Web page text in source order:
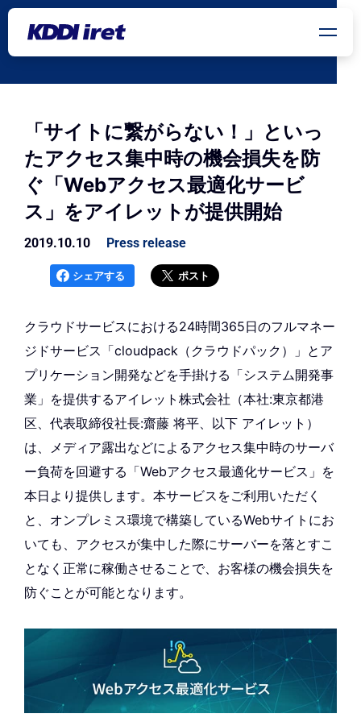
メインコンテンツにスキップ
「サイトに繋がらない！」といっ
たアクセス集中時の機会損失を防
ぐ「Webアクセス最適化サービ
ス」をアイレットが提供開始
2019.10.10 Press release
シェアする ポスト
クラウドサービスにおける24時間365日のフルマネー
ジドサービス「cloudpack（クラウドパック）」とア
プリケーション開発などを手掛ける「システム開発事
業」を提供するアイレット株式会社（本社:東京都港
区、代表取締役社長:齋藤 将平、以下 アイレット）
は、メディア露出などによるアクセス集中時のサーバ
ー負荷を回避する「Webアクセス最適化サービス」を
本日より提供します。本サービスをご利用いただく
と、オンプレミス環境で構築しているWebサイトにお
いても、アクセスが集中した際にサーバーを落とすこ
となく正常に稼働させることで、お客様の機会損失を
防ぐことが可能となります。